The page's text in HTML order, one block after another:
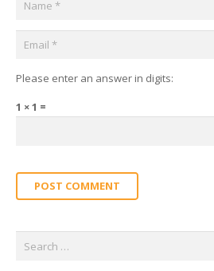
Please enter an answer in digits:
1 × 1 =
POST COMMENT